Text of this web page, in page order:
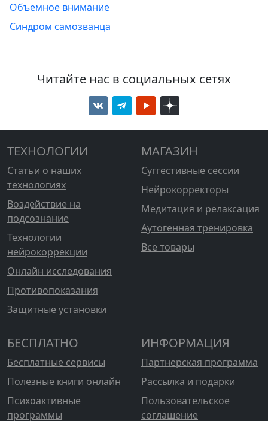
Объемное внимание
Синдром самозванца
Читайте нас в социальных сетях
ТЕХНОЛОГИИ
Статьи о наших
технологиях
Воздействие на
подсознание
Технологии
нейрокоррекции
Онлайн исследования
Противопоказания
Защитные установки
МАГАЗИН
Суггестивные сессии
Нейрокорректоры
Медитация и релаксация
Аутогенная тренировка
Все товары
БЕСПЛАТНО
Бесплатные сервисы
Полезные книги онлайн
Психоактивные
программы
ИНФОРМАЦИЯ
Партнерская программа
Рассылка и подарки
Пользовательское
соглашение